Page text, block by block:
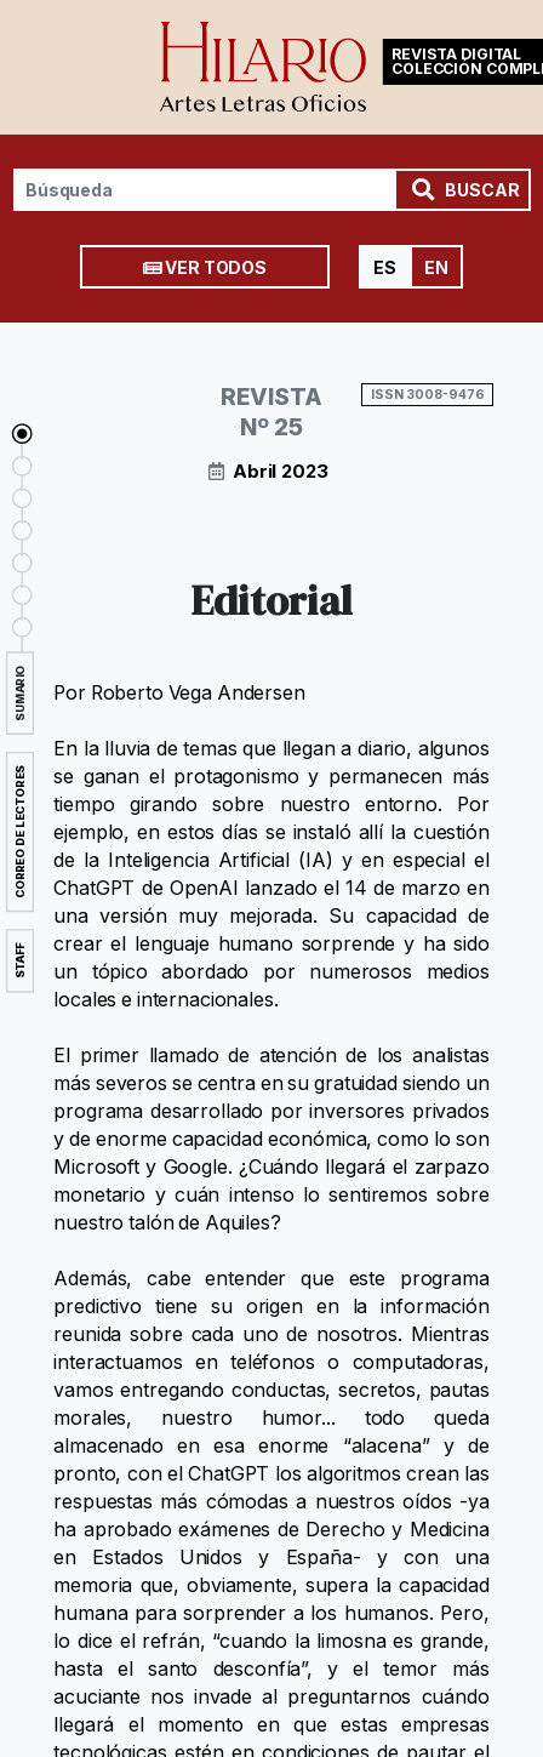
REVISTA DIGITAL
COLECCIÓN
BUSCAR
VER TODOS ES EN
SUMARIO
CORREO DE LECTORES
STAFF
REVISTA
Nº 25
ISSN 3008-9476
Abril 2023
Editorial
Por Roberto Vega Andersen
En la lluvia de temas que llegan a diario, algunos
se ganan el protagonismo y permanecen más
tiempo girando sobre nuestro entorno. Por
ejemplo, en estos días se instaló allí la cuestión
de la Inteligencia Artificial (IA) y en especial el
ChatGPT de OpenAI lanzado el 14 de marzo en
una versión muy mejorada. Su capacidad de
crear el lenguaje humano sorprende y ha sido
un tópico abordado por numerosos medios
locales e internacionales.
El primer llamado de atención de los analistas
más severos se centra en su gratuidad siendo un
programa desarrollado por inversores privados
y de enorme capacidad económica, como lo son
Microsoft y Google. ¿Cuándo llegará el zarpazo
monetario y cuán intenso lo sentiremos sobre
nuestro talón de Aquiles?
Además, cabe entender que este programa
predictivo tiene su origen en la información
reunida sobre cada uno de nosotros. Mientras
interactuamos en teléfonos o computadoras,
vamos entregando conductas, secretos, pautas
morales, nuestro humor... todo queda
almacenado en esa enorme “alacena” y de
pronto, con el ChatGPT los algoritmos crean las
respuestas más cómodas a nuestros oídos -ya
ha aprobado exámenes de Derecho y Medicina
en Estados Unidos y España- y con una
memoria que, obviamente, supera la capacidad
humana para sorprender a los humanos. Pero,
lo dice el refrán, “cuando la limosna es grande,
hasta el santo desconfía”, y el temor más
acuciante nos invade al preguntarnos cuándo
llegará el momento en que estas empresas